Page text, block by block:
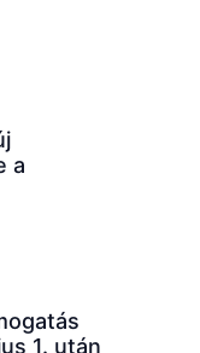
a
1. után